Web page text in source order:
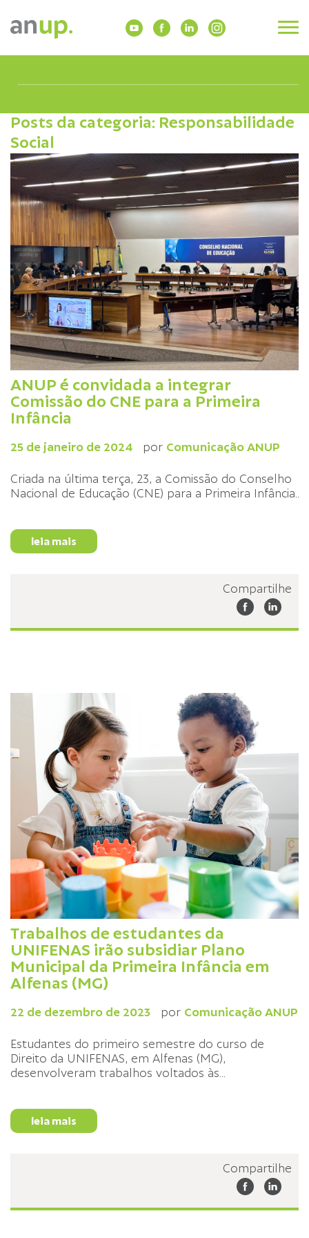
Posts da categoria: Responsabilidade
Social
ANUP é convidada a integrar
Comissão do CNE para a Primeira
Infância
25 de janeiro de 2024 por Comunicação ANUP
Criada na última terça, 23, a Comissão do Conselho
Nacional de Educação (CNE) para a Primeira Infância
leia mais
Compartilhe
Trabalhos de estudantes da
UNIFENAS irão subsidiar Plano
Municipal da Primeira Infância em
Alfenas (MG)
22 de dezembro de 2023 por Comunicação ANUP
Estudantes do primeiro semestre do curso de
Direito da UNIFENAS, em Alfenas (MG),
desenvolveram trabalhos voltados às...
leia mais
Compartilhe